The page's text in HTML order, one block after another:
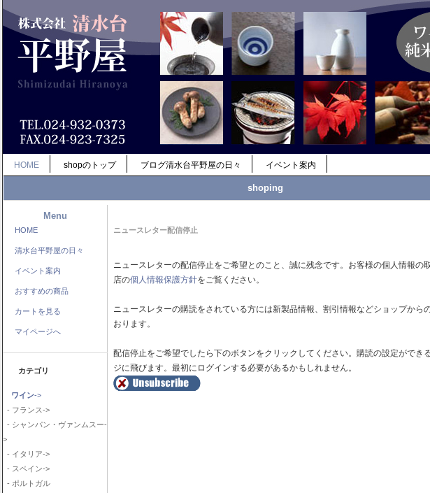
HOME shopのトップ ブログ清水台平野屋の日々 イベント案内
shoping
Menu
HOME
清水台平野屋の日々
イベント案内
おすすめの商品
カートを見る
マイページへ
カテゴリ
ワイン->
- フランス->
- シャンパン・ヴァンムスー-
>
- イタリア->
- スペイン->
- ポルトガル
ニュースレター配信停止
ニュースレターの配信停止をご希望とのこと、誠に残念です。お客様の個人情報の
店の個人情報保護方針をご覧ください。
ニュースレターの購読をされている方には新製品情報、割引情報などショップから
おります。
配信停止をご希望でしたら下のボタンをクリックしてください。購読の設定ができ
ジに飛びます。最初にログインする必要があるかもしれません。